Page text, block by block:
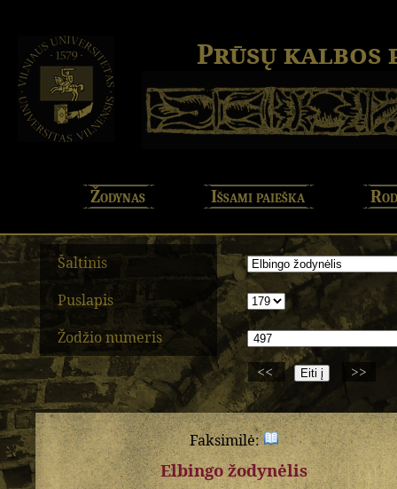
Prūsų kalbos
Žodynas Išsami paieška
Šaltinis
Puslapis
Žodžio numeris
<<
>>
Faksimilė:
Elbingo žodynėlis